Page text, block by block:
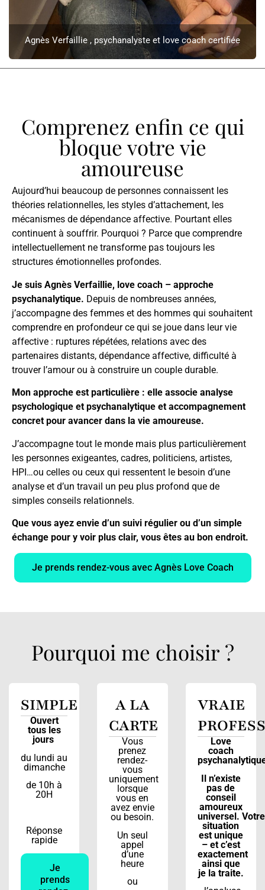
Agnès Verfaillie , psychanalyste et love coach certifiée
Comprenez enfin ce qui
bloque votre vie
amoureuse
Aujourd’hui beaucoup de personnes connaissent les
théories relationnelles, les styles d’attachement, les
mécanismes de dépendance affective. Pourtant elles
continuent à souffrir. Pourquoi ? Parce que comprendre
intellectuellement ne transforme pas toujours les
structures émotionnelles profondes.
Je suis Agnès Verfaillie, love coach – approche
psychanalytique. Depuis de nombreuses années,
j’accompagne des femmes et des hommes qui souhaitent
comprendre en profondeurce qui se joue dans leurvie
affective : ruptures répétées, relations avec des
partenaires distants, dépendance affective, difficulté à
trouver l’amourou à construire un couple durable.
Mon approche est particulière : elle associe analyse
psychologique et psychanalytique et accompagnement
concret pour avancer dans la vie amoureuse.
J’accompagne tout le monde mais plus particulièrement
les personnes exigeantes, cadres, politiciens, artistes,
HPI…ou celles ou ceux qui ressentent le besoin d’une
analyse et d’un travail un peu plus profond que de
simples conseils relationnels.
Que vous ayez envie d’un suivi régulier ou d’un simple
échange pour y voir plus clair, vous êtes au bon endroit.
Je prends rendez-vous avec Agnès Love Coach
Pourquoi me choisir ?
SIMPLE
Ouvert
tous les
jours
du lundi au
dimanche
de 10h à
20H
Réponse
rapide
Je
prends
A LA
CARTE
Vous
prenez
rendez-
vous
uniquement
lorsque
vous en
avez envie
ou besoin.
Un seul
appel
d’une
heure
ou
VRAIE
Love
coach
Il n’existe
pas de
conseil
amoureux
universel. Votre
situation
est unique
– et c’est
exactement
ainsi que
je la traite.